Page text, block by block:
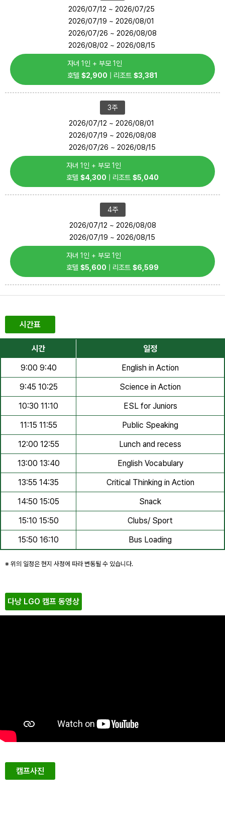
2026/07/12 ~ 2026/07/25
2026/07/19 ~ 2026/08/01
2026/07/26 ~ 2026/08/08
2026/08/02 ~ 2026/08/15
자녀 1인 + 부모 1인
호텔 $2,900 | 리조트 $3,381
3주
2026/07/12 ~ 2026/08/01
2026/07/19 ~ 2026/08/08
2026/07/26 ~ 2026/08/15
자녀 1인 + 부모 1인
호텔 $4,300 | 리조트 $5,040
4주
2026/07/12 ~ 2026/08/08
2026/07/19 ~ 2026/08/15
자녀 1인 + 부모 1인
호텔 $5,600 | 리조트 $6,599
시간표
시간
일정
9:00 9:40
English in Action
9:45 10:25
Science in Action
10:30 11:10
ESL for Juniors
11:15 11:55
Public Speaking
12:00 12:55
Lunch and recess
13:00 13:40
English Vocabulary
13:55 14:35
Critical Thinking in Action
14:50 15:05
Snack
15:10 15:50
Clubs/ Sport
15:50 16:10
Bus Loading
※ 위의 일정은 현지 사정에 따라 변동될 수 있습니다.
다낭 LGO 캠프 동영상
캠프사진